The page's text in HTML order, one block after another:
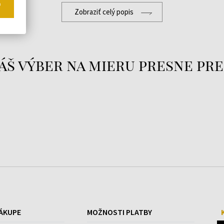
Zobraziť celý popis
výber na mieru presne pre
MOŽNOSTI PLATBY